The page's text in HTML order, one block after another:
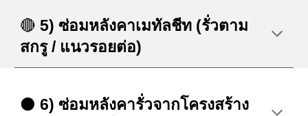
🔴5) ซ่อมหลังคาเมทัลชีท (รั่วตาม
สกรู / แนวรอยต่อ)
⚫6) ซ่อมหลังคารั่วจากโครงสร้าง